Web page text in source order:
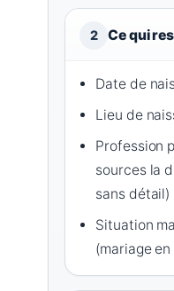
2 Ce qui
Date de
Lieu de
Profession
sources la
sans détail)
Situation
(mariage